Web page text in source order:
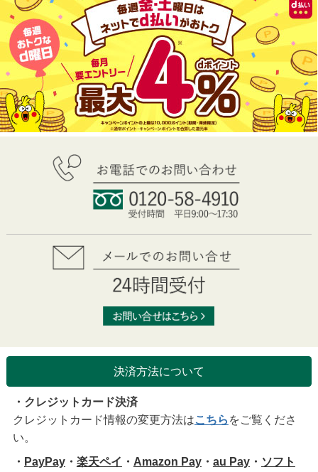
決済方法について
・クレジットカード決済
クレジットカード情報の変更方法はこちら をご覧くださ
い。
・ PayPay・ 楽天ペイ ・ Amazon Pay・ au Pay・ ソフト